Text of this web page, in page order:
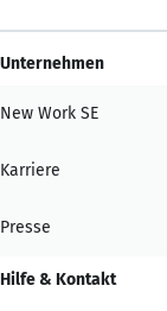
Unternehmen
New Work SE
Karriere
Presse
Hilfe & Kontakt